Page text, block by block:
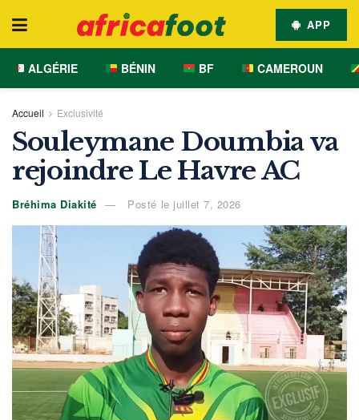
APP
ALGÉRIE BÉNIN BF CAMEROUN
Accueil Exclusivité
Souleymane Doumbia va
rejoindre Le Havre AC
Bréhima Diakité Posté le juillet 7, 2026